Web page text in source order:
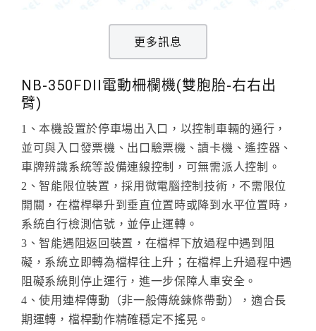
更多訊息
NB-350FDII電動柵欄機(雙胞胎-右右出
臂)
1、本機設置於停車場出入口，以控制車輛的通行，
並可與入口發票機、出口驗票機、讀卡機、遙控器、
車牌辨識系統等設備連線控制，可無需派人控制。
2、智能限位裝置，採用微電腦控制技術，不需限位
開關，在檔桿舉升到垂直位置時或降到水平位置時，
系統自行檢測信號，並停止運轉。
3、智能遇阻返回裝置，在檔桿下放過程中遇到阻
礙，系統立即轉為檔桿往上升；在檔桿上升過程中遇
阻礙系統則停止運行，進一步保障人車安全。
4、使用連桿傳動（非一般傳統鍊條帶動），適合長
期運轉，檔桿動作精確穩定不搖晃。